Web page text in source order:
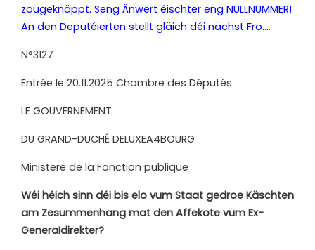
zougeknäppt. Seng Änwert éischter eng NULLNUMMER!
An den Deputéierten stellt gläich déi nächst Fro….
N°3127
Entrée le 20.11.2025 Chambre des Députés
LE GOUVERNEMENT
DU GRAND-DUCHÉ DELUXEA4BOURG
Ministere de la Fonction publique
Wéi héich sinn déi bis elo vum Staat gedroe Käschten
am Zesummenhang mat den Affekote vum Ex-
GeneraIdirekter?